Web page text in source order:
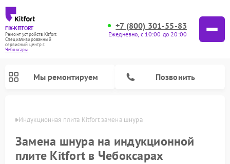
FIX-KITFORT
Ремонт устройств Kitfort
Специализированный
cервисный центр г.
Чебоксары
+7 (800) 301-55-83
Ежедневно, с 10:00 до 20:00
Мы ремонтируем Позвонить
Индукционная плита Kitfort замена шнура
Замена шнура на индукционной
плите Kitfort в Чебоксарах